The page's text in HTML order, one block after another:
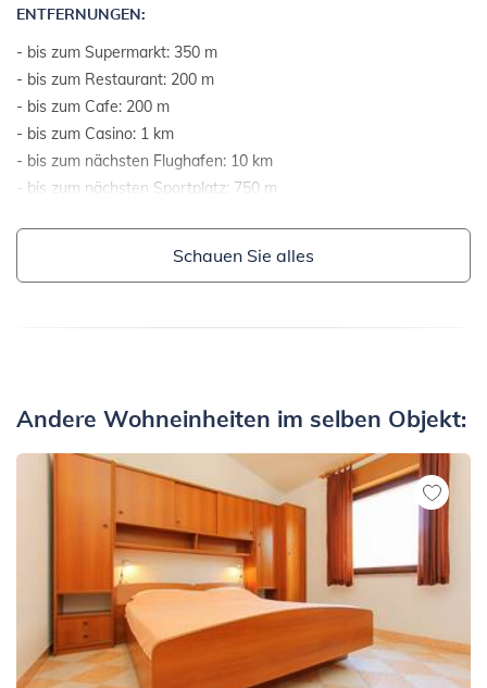
ENTFERNUNGEN:
- bis zum Supermarkt: 350 m
- bis zum Restaurant: 200 m
- bis zum Cafe: 200 m
- bis zum Casino: 1 km
- bis zum nächsten Flughafen: 10 km
- bis zum nächsten Sportplatz: 750 m
- bis zum nächsten Strand: 700 m
- bis zum Felsenstrand: 1 km
- bis zum Strand geeignet für Kinder und Nichtschwimmer: 700
m
- bis zum Stadtzentrum: 450 m
- bis zur Ambulanz oder zum Krankenhaus: 400 m
- bis zur Apotheke: 400 m
- bis zu öffentlichen Verkehrsmitteln: 300 m
- bis zur nächsten lauten Straße oder Straße mit viel Verkehr
(Hauptstraße, Landesstraße u.Ä.): 190 m
- Teerstraße: 50 m
- bis zum nächsten Bahnhof: 13 km
Schauen Sie alles
Andere Wohneinheiten im selben Objekt: